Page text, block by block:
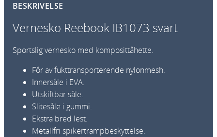
e
b
o
k
B
1
0
7
BESKRIVELSE
Vernesko Reebook IB1073 svart
Sportslig vernesko med komposittåhette.
Fôr av fukttransporterende nylonmesh.
Innersåle i EVA.
Utskiftbar såle.
Slitesåle i gummi.
Ekstra bred lest.
Metallfri spikertrampbeskyttelse.